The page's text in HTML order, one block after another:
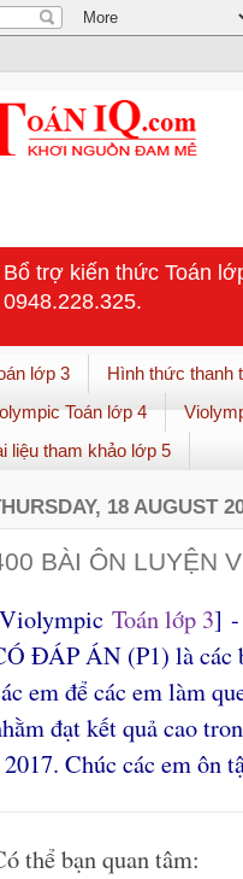
Bổ trợ kiến thức Toán
0948.228.325.
lớp 3 Hình thức thanh
Toán lớp 4
liệu tham khảo lớp 5
18 AUGUST
BÀI ÔN LUYỆN
Toán lớp 3] -
ĐÁP ÁN (P1) là các
em để các em làm
đạt kết quả cao
Chúc các em ôn
thể bạn quan tâm: